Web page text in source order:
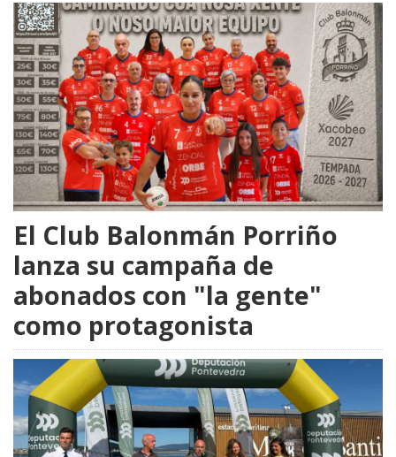
El Club Balonmán Porriño
lanza su campaña de
abonados con "la gente"
como protagonista